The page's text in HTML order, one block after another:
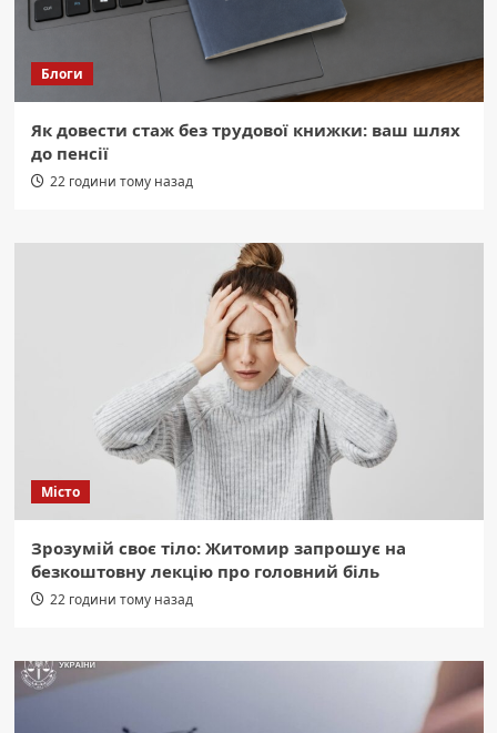
Блоги
Як довести стаж без трудової книжки: ваш шлях
до пенсії
22 години тому назад
Місто
Зрозумій своє тіло: Житомир запрошує на
безкоштовну лекцію про головний біль
22 години тому назад